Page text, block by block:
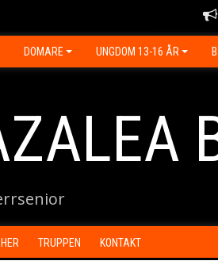
DOMARE UNGDOM 13-16 ÅR
TRUPPEN KONTAKT